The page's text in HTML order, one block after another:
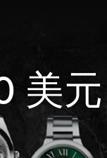
美元